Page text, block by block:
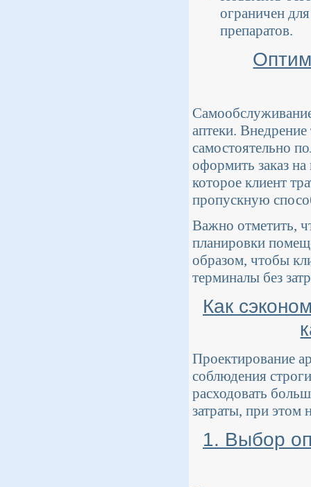
ограничен
препаратов.
аптеки.
самостоятельно
оформить заказ
которое клиент
пропускную
Важно отметить,
планировки
образом, чтобы
терминалы без
Как
Проектирование
соблюдения
расходовать
затраты, при этом
1. Выбор